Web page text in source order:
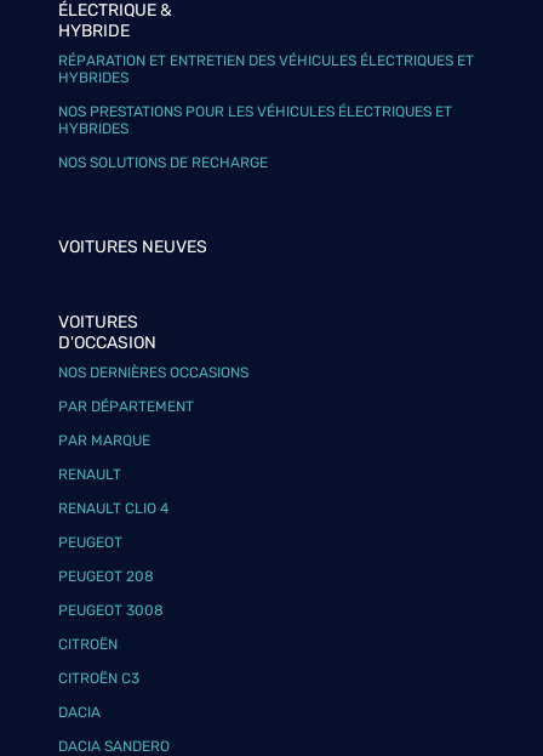
ÉLECTRIQUE &
HYBRIDE
RÉPARATION ET ENTRETIEN DES VÉHICULES ÉLECTRIQUES ET
HYBRIDES
NOS PRESTATIONS POUR LES VÉHICULES ÉLECTRIQUES ET
HYBRIDES
NOS SOLUTIONS DE RECHARGE
VOITURES NEUVES
VOITURES
D'OCCASION
NOS DERNIÈRES OCCASIONS
PAR DÉPARTEMENT
PAR MARQUE
RENAULT
RENAULT CLIO 4
PEUGEOT
PEUGEOT 208
PEUGEOT 3008
CITROËN
CITROËN C3
DACIA
DACIA SANDERO